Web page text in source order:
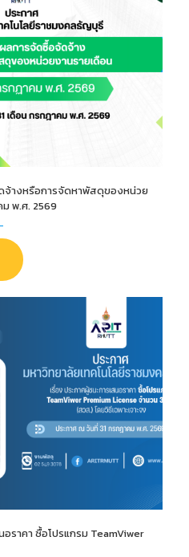
จ้างหรือการจัดหาพัสดุของหน่วย
ม พ.ศ. 2569
อราคา ซื้อโปรแกรม TeamViwer